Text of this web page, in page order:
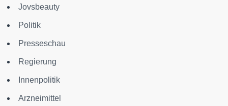
Jovsbeauty
Politik
Presseschau
Regierung
Innenpolitik
Arzneimittel